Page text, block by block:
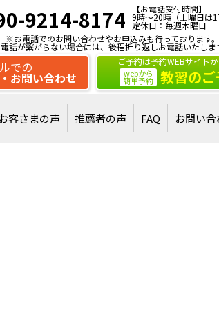
9214-8174 【お電話受付時間】
9時～20時（土曜日は
定休日：毎週木曜日
※お電話でのお問い合わせやお申込みも行っております。
話が繋がらない場合には、後程折り返しお電話いたしま
での
お問い合わせ
ご予約は予約WEBサイト
webから
簡単予約 教習の
お客さまの声 推薦者の声 FAQ お問い合